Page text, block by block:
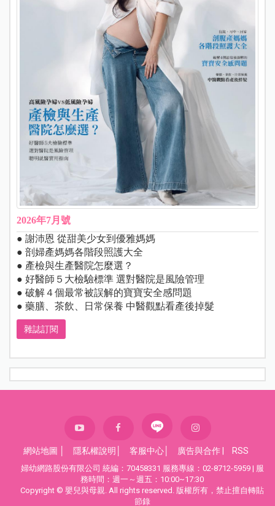
2026年7月號
● 謝沛恩 從甜美少女到優雅媽媽
● 剖婦產媽媽各階段照護大全
● 產檢與生產醫院怎麼選？
● 好醫師５大檢驗標準 選對醫院是風險管理
● 破解４個最常被誤解的寶寶安全感問題
● 藥膳、茶飲、日常保養 中醫觀點看產後掉髮
雜誌訂閱
網站地圖 隱私權說明 客服中心 廣告與合作 RSS
婦幼網路股份有限公司 統編：70458331 服務專線：02-8712-5959 | 服
務時間：週一～週五：10:00~17:30
Copyright © 嬰兒與母親. All rights reserved. 版權所有，禁止擅自轉貼
節錄